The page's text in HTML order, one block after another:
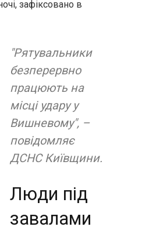
зафіксовано в
"Рятувальники
безперервно
працюють на
місці удару у
Вишневому", –
повідомляє
ДСНС Київщини.
Люди під
завалами